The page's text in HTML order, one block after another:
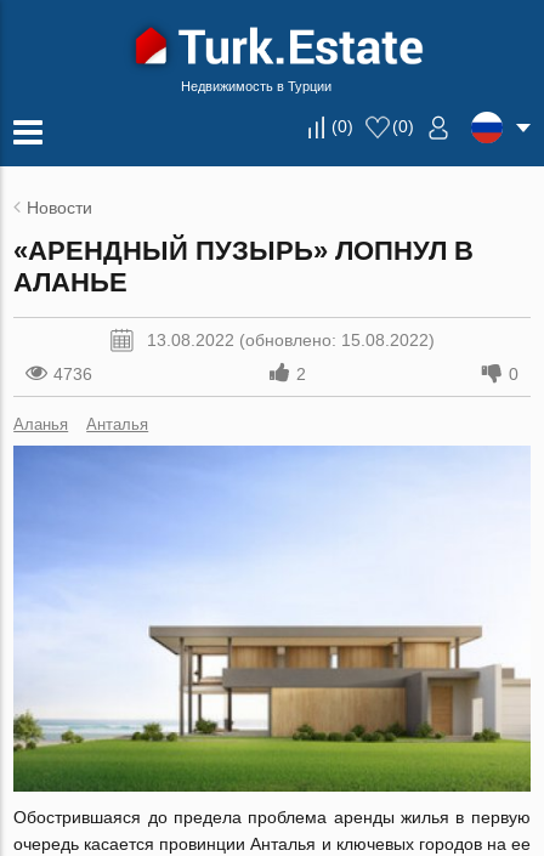
Недвижимость в Турции
(0) (0)
Новости
«АРЕНДНЫЙ ПУЗЫРЬ» ЛОПНУЛ В
АЛАНЬЕ
13.08.2022 (обновлено: 15.08.2022)
4736
2 0
Аланья Анталья
Обострившаяся до предела проблема аренды жилья в первую
очередь касается провинции Анталья и ключевых городов на ее